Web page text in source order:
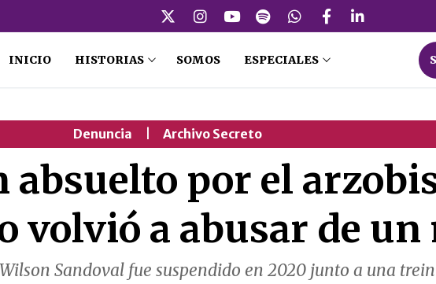
INICIO HISTORIAS SOMOS ESPECIALES
Denuncia Archivo Secreto
absuelto por el
volvió a abusar de un
Sandoval fue suspendido en 2020 junto a una